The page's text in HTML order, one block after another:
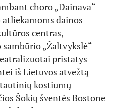
choro „Dainava“
atliekamoms dainos
centras,
„Žaltvykslė“
pristatys
iš Lietuvos atvežtą
kostiumų
Šokių šventės Bostone